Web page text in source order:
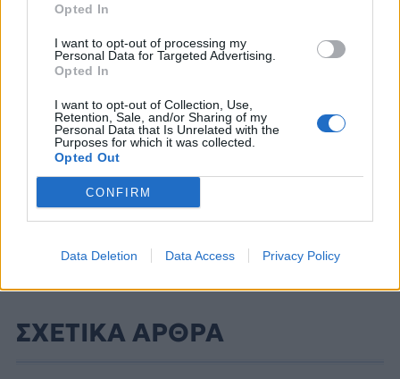
Opted In
I want to opt-out of processing my
Personal Data for Targeted Advertising.
Opted In
I want to opt-out of Collection, Use,
Retention, Sale, and/or Sharing of my
Personal Data that Is Unrelated with the
Purposes for which it was collected.
Opted Out
CONFIRM
Data Deletion Data Access Privacy Policy
ΣΧΕΤΙΚΑ ΑΡΘΡΑ